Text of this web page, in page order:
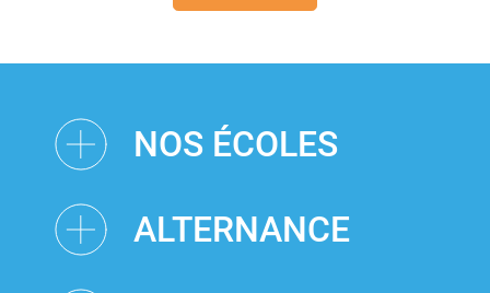
NOS ÉCOLES
ALTERNANCE